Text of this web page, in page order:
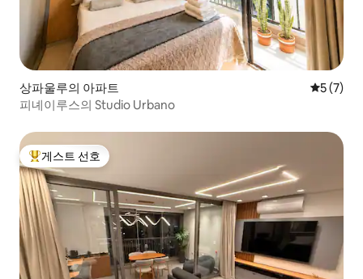
상파울루의 아파트 평점 5점
5 (7)
피녜이루스의 Studio Urbano
상위 게스트 선호
게스트 선호